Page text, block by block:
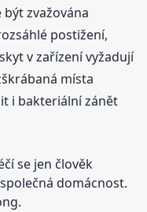
zvažována
postižení,
v zařízení vyžadují
místa
i bakteriální zánět
se jen člověk
domácnost.